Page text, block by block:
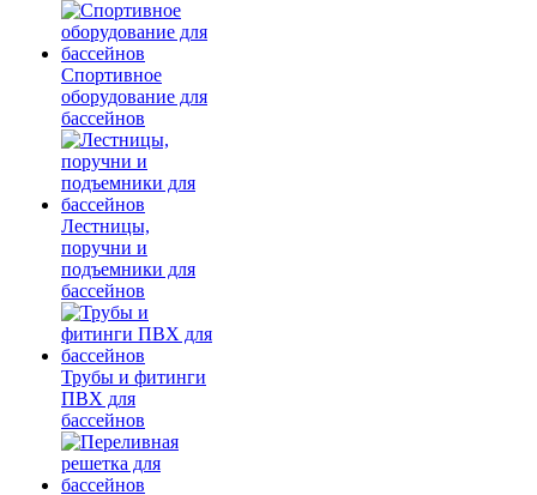
Спортивное
оборудование для
бассейнов
Лестницы,
поручни и
подъемники для
бассейнов
Трубы и фитинги
ПВХ для
бассейнов